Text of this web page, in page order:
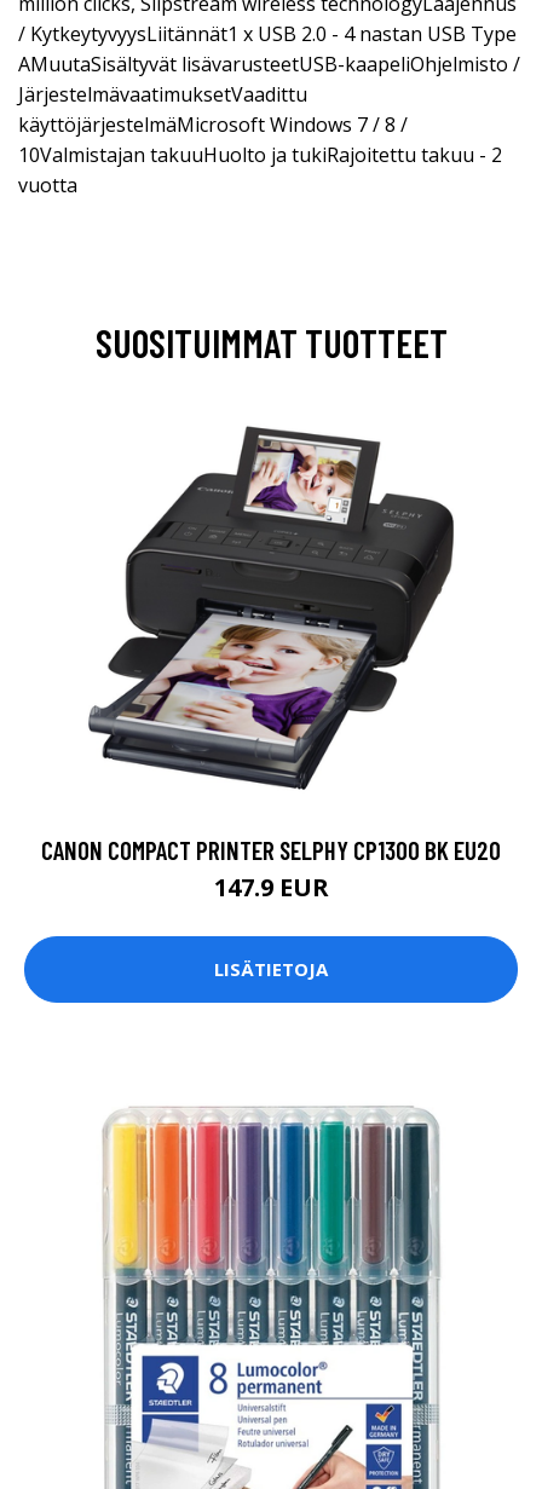
/ KytkeytyvyysLiitännät1 x USB 2.0 - 4 nastan USB Type
AMuutaSisältyvät lisävarusteetUSB-kaapeliOhjelmisto /
JärjestelmävaatimuksetVaadittu
käyttöjärjestelmäMicrosoft Windows 7 / 8 /
10Valmistajan takuuHuolto ja tukiRajoitettu takuu - 2
vuotta
SUOSITUIMMAT TUOTTEET
CANON COMPACT PRINTER SELPHY CP1300 BK EU20
147.9 EUR
LISÄTIETOJA